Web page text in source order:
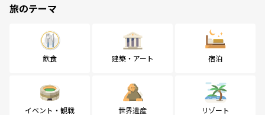
旅のテーマ
飲食 建築・アート 宿泊
イベント・観戦 世界遺産 リゾート